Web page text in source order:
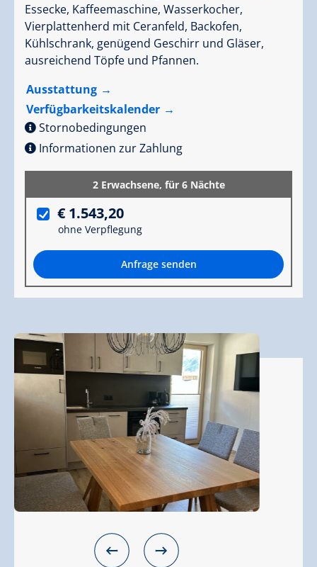
Essecke, Kaffeemaschine, Wasserkocher,
Vierplattenherd mit Ceranfeld, Backofen,
Kühlschrank, genügend Geschirr und Gläser,
ausreichend Töpfe und Pfannen.
Ausstattung
Verfügbarkeitskalender
Stornobedingungen
Informationen zur Zahlung
2 Erwachsene, für 6 Nächte
€ 1.543,20
ohne Verpflegung
Anfrage senden